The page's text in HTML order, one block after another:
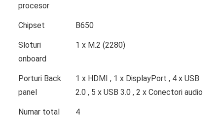
procesor
Chipset B650
Sloturi
onboard
1 x M.2 (2280)
Porturi Back
panel
1 x HDMI , 1 x DisplayPort , 4 x USB
2.0 , 5 x USB 3.0 , 2 x Conectori audio
Numar total
4